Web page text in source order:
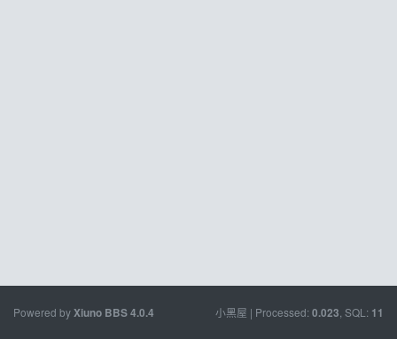
Powered byXiuno BBS4.0.4 小黑屋 | Processed: 0.023 , SQL: 11